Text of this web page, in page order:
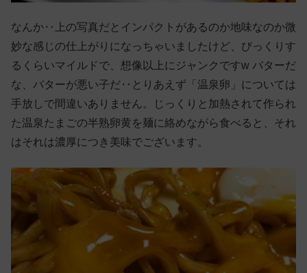
なんか‥上の写真だとインパクトがあるのか地味なのか微
妙な感じの仕上がりになっちゃいましたけど、びっくりす
るくらいマイルドで、想像以上にジャンクですw バターだ
な、バターが悪い子だ‥とりあえず「温泉卵」については
手放しで間違いありません。じっくりと加熱されて作られ
た温泉たまごの半熟卵黄を麺に絡めながら食べると、それ
はそれは濃厚につき美味でございます。